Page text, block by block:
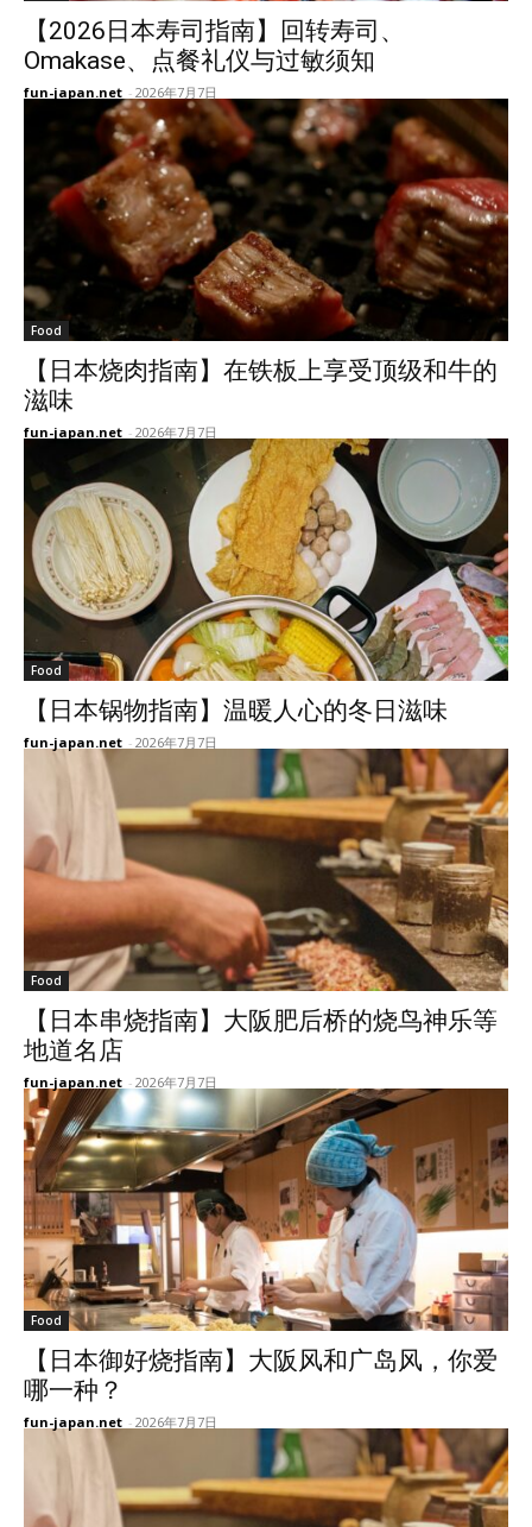
【2026日本寿司指南】回转寿司、
Omakase、点餐礼仪与过敏须知
fun-japan.net - 2026年7月7日
Food
【日本烧肉指南】在铁板上享受顶级和牛的
滋味
fun-japan.net - 2026年7月7日
Food
【日本锅物指南】温暖人心的冬日滋味
fun-japan.net - 2026年7月7日
Food
【日本串烧指南】大阪肥后桥的烧鸟神乐等
地道名店
fun-japan.net - 2026年7月7日
Food
【日本御好烧指南】大阪风和广岛风，你爱
哪一种？
fun-japan.net - 2026年7月7日